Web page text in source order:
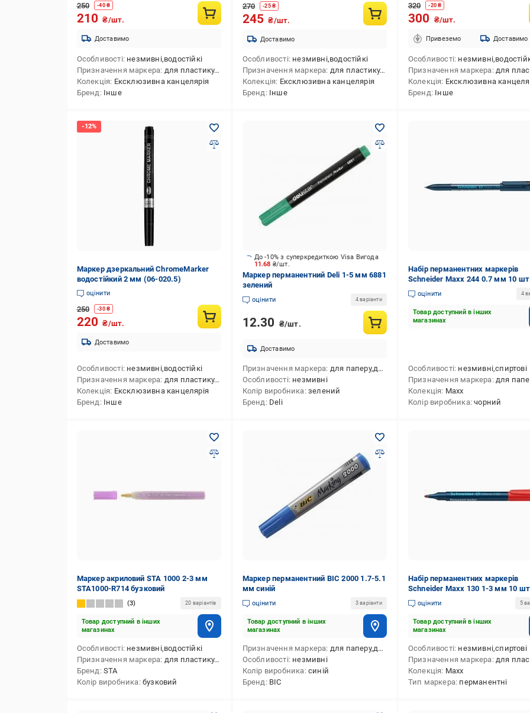
250 -40₴
210 ₴/шт.
Доставимо
Особливості незмивні,водостійкі
Призначення маркера для пластику,для меблів,для скла,для текстилю,для металу, сплаву (будівельного),для шин,для друкованих плат,для дерева,для гладких поверхонь
Колекція Ексклюзивна канцелярія
Бренд Інше
270 -25₴
245 ₴/шт.
Доставимо
Особливості незмивні,водостійкі
Призначення маркера для пластику,для меблів,для скла,для текстилю,для металу, сплаву (будівельного),для шин,для дерева,для гладких поверхонь
Колекція Ексклюзивна канцелярія
Бренд Інше
320 -20₴
300 ₴/шт.
Привеземо Доставимо
Особливості
Призначення маркера для пластику,для меблів,для скла,для текстилю,для металу, сплаву (будівельного),для шин,для
Колекція Ексклюзивна
Бренд Інше
Маркер дзеркальний ChromeMarker
водостійкий 2 мм (06-020.5)
оцінити
250 -30₴
220 ₴/шт.
Доставимо
Особливості незмивні,водостійкі
Призначення маркера для пластику,для меблів,для скла,для текстилю,для металу, сплаву (будівельного),для шин,для друкованих плат,для дерева,для гладких поверхонь
Колекція Ексклюзивна канцелярія
Бренд Інше
11.68 ₴/шт.
До -10% з суперкредиткою Visa Вигода
Маркер перманентний Deli 1-5 мм 6881
зелений
оцінити 4 варіанти
12.30 ₴/шт.
Доставимо
Призначення маркера для паперу,для металу, сплаву (будівельного),для пластику,для скла
Особливості незмивні
Колір виробника зелений
Бренд Deli
Набір перманентних маркерів
Schneider Maxx 244 0.7 мм 10
чорний S124401
оцінити 4
Товар доступний в інших
магазинах
Особливості незмивні,спиртові
Призначення маркера для паперу,для металу, сплаву (будівельного),для CD/DVD-дисків,для пластику,для
Колекція Maxx
Колір виробника чорний
Маркер акриловий STA 1000 2-3 мм
STA1000-R714 бузковий
3 20 варіантів
Товар доступний в інших
магазинах
Особливості незмивні,водостійкі
Призначення маркера для пластику,для шкіри,для CD/DVD-дисків,для скла,для кераміки,для паперу,для меблів,для металу, сплаву (будівельного),для текстилю,для дерева
Бренд STA
Колір виробника бузковий
Маркер перманентний BIC 2000 1.7-5.1
мм синій
оцінити 3 варіанти
Товар доступний в інших
магазинах
Призначення маркера для паперу,для металу, сплаву (будівельного),для пластику,для скла
Особливості незмивні
Колір виробника синій
Бренд BIC
Набір перманентних маркерів
Schneider Maxx 130 1-3 мм 10
червоний S113002
оцінити 5
Товар доступний в інших
магазинах
Особливості незмивні,спиртові
Призначення маркера для пластику,для шкіри,для CD/DVD-дисків,для скла,для кераміки,для паперу,для
Колекція Maxx
Тип маркера перманентні